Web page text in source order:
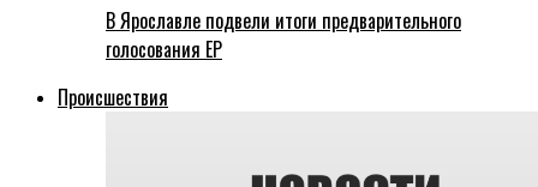
В Ярославле подвели итоги предварительного
голосования ЕР
Происшествия